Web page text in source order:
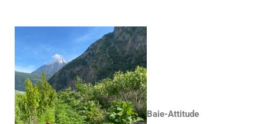
Baie-Attitude